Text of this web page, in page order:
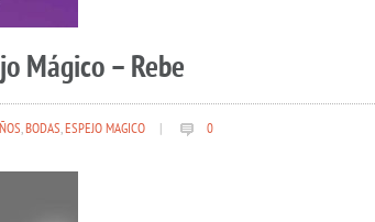
Mágico – Rebe
,BODAS,ESPEJO MAGICO 0